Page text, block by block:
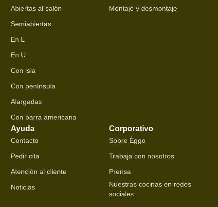
Abiertas al salón
Semiabiertas
En L
En U
Con isla
Con península
Alargadas
Con barra americana
Montaje y desmontaje
Ayuda
Contacto
Pedir cita
Atención al cliente
Noticias
Corporativo
Sobre Èggo
Trabaja con nosotros
Prensa
Nuestras cocinas en redes
sociales